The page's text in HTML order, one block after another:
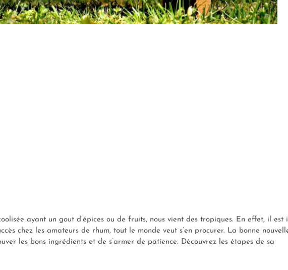
ayant un gout d’épices ou de fruits, nous vient des tropiques. En effet, il est
chez les amateurs de rhum, tout le monde veut s’en procurer. La bonne
les bons ingrédients et de s’armer de patience. Découvrez les étapes de sa